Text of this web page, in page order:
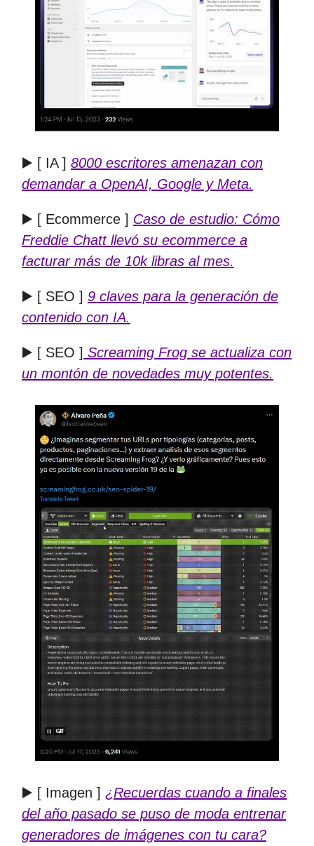
▶️ [ IA ] 8000 escritores amenazan con
demandar a OpenAI, Google y Meta.
▶️ [ Ecommerce ] Caso de estudio: Cómo
Freddie Chattllevó su ecommerce a
facturar más de 10k libras al mes.
▶️ [ SEO ] 9 claves para la generación de
contenido con IA.
▶️ [ SEO ] Screaming Frog se actualiza con
un montón de novedades muy potentes.
▶️ [ Imagen ] ¿Recuerdas cuando a finales
del año pasado se puso de moda entrenar
generadores de imágenes con tu cara?